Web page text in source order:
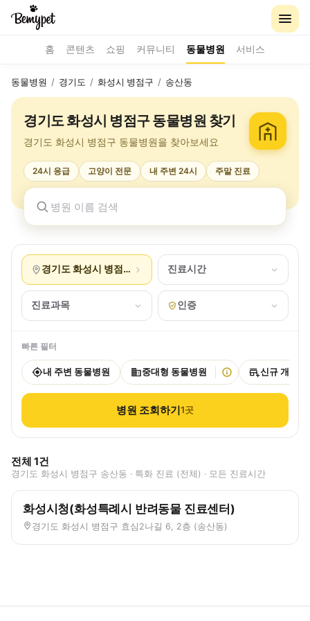
홈 콘텐츠 쇼핑 커뮤니티 동물병원 서비스
동물병원 / 경기도 / 화성시 병점구 / 송산동
경기도 화성시 병점구 동물병원 찾기
경기도 화성시 병점구 동물병원을 찾아보세요
24시 응급 고양이 전문 내 주변 24시 주말 진료
경기도 화성시 병점구 송산동 진료시간
진료과목 인증
빠른 필터
내 주변 동물병원 중대형 동물병원 신규 개원
병원 조회하기1곳
전체 1건
경기도 화성시 병점구 송산동 · 특화 진료 (전체) · 모든 진료시간
화성시청(화성특례시 반려동물 진료센터)
경기도 화성시 병점구 효심2나길 6, 2층 (송산동)